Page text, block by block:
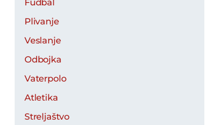
Fudbal
Plivanje
Veslanje
Odbojka
Vaterpolo
Atletika
Streljaštvo